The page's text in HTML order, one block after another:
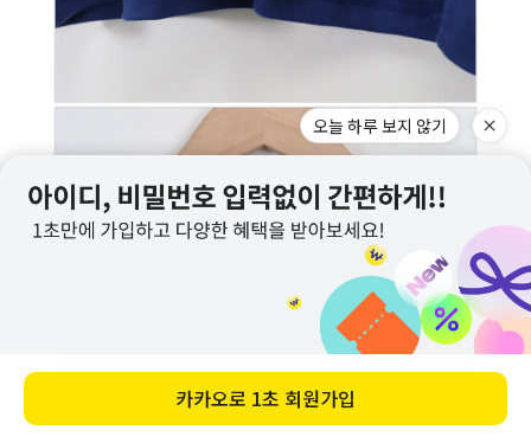
오늘 하루 보지 않기
카카오로 1초 회원가입